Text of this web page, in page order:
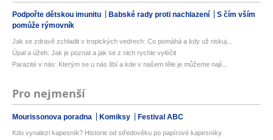
Podpořte dětskou imunitu Babské rady proti nachlazení
S čím vším
pomůže rýmovník
Jak se zdravě zchladit v tropických vedrech: Co pomáhá a kdy už riskuj...
Úpal a úžeh: Jak je poznat a jak se z nich rychle vyléčit
Parazité v nás: Kterým se u nás líbí a kde v našem těle je můžeme nají...
Pro nejmenší
Mourissonova poradna Komiksy Festival ABC
Kdo vynalezl kapesník? Historie od středověku po papírové kapesníky